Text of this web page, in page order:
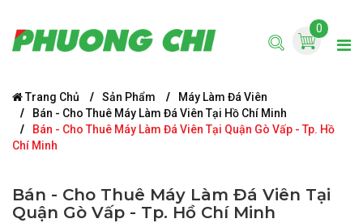
0
Trang Chủ Sản Phẩm
Máy Làm Đá Viên
Bán - Cho Thuê Máy Làm Đá Viên Tại Hồ Chí Minh
Bán - Cho Thuê Máy Làm Đá Viên Tại Quận Gò Vấp - Tp. Hồ
Chí Minh
Bán - Cho Thuê Máy Làm Đá Viên Tại
Quận Gò Vấp - Tp. Hồ Chí Minh